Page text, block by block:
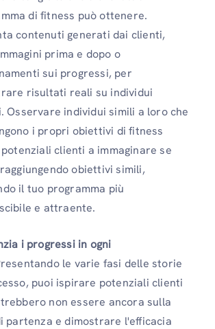
di fitness può ottenere.
contenuti generati dai clienti,
prima e dopo o
sui progressi, per
risultati reali su individui
Osservare individui simili a loro che
i propri obiettivi di fitness
clienti a immaginare se
obiettivi simili,
il tuo programma più
e attraente.
i progressi in ogni
le varie fasi delle storie
puoi ispirare potenziali clienti
non essere ancora sulla
partenza e dimostrare l'efficacia